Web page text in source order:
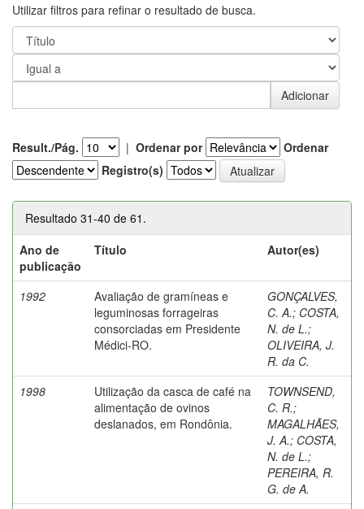
Utilizar filtros para refinar o resultado de busca.
Result./Pág. | Ordenar por
Ordenar
Registro(s)
Resultado 31-40 de 61.
Ano de
publicação
Título Autor(es)
1992
Avaliação de gramíneas e
leguminosas forrageiras
consorciadas em Presidente
Médici-RO.
GONÇALVES,
C. A.; COSTA,
N. de L.;
OLIVEIRA, J.
R. da C.
1998
Utilização da casca de café na
alimentação de ovinos
deslanados, em Rondônia.
TOWNSEND,
C. R.;
MAGALHÃES,
J. A.; COSTA,
N. de L.;
PEREIRA, R.
G. de A.